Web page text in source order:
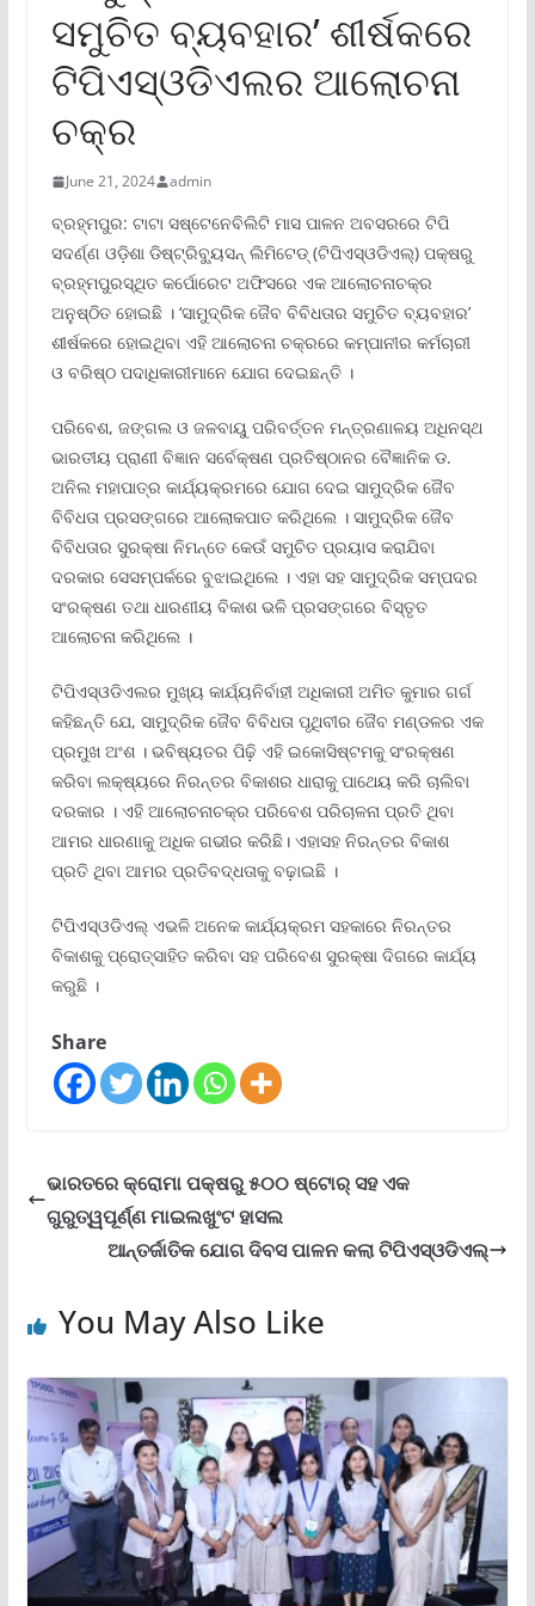
ସମୁଚିତ ବ୍ୟବହାର’ ଶୀର୍ଷକରେ
ଟିପିଏସ୍ଓଡିଏଲର ଆଲୋଚନା
ଚକ୍ର
June 21, 2024 admin
ବ୍ରହ୍ମପୁର: ଟାଟା ସଷ୍ଟେନେବିଲିଟି ମାସ ପାଳନ ଅବସରରେ ଟିପି
ସଦର୍ଣ୍ଣ ଓଡ଼ିଶା ଡିଷ୍ଟ୍ରିବ୍ୟୁସନ୍ ଲିମିଟେଡ୍ (ଟିପିଏସ୍ଓଡିଏଲ୍) ପକ୍ଷରୁ
ବ୍ରହ୍ମପୁରସ୍ଥିତ କର୍ପୋରେଟ ଅଫିସରେ ଏକ ଆଲୋଚନାଚକ୍ର
ଅନୁଷ୍ଠିତ ହୋଇଛି । ‘ସାମୁଦ୍ରିକ ଜୈବ ବିବିଧତାର ସମୁଚିତ ବ୍ୟବହାର’
ଶୀର୍ଷକରେ ହୋଇଥିବା ଏହି ଆଲୋଚନା ଚକ୍ରରେ କମ୍ପାନୀର କର୍ମଚାରୀ
ଓ ବରିଷ୍ଠ ପଦାଧିକାରୀମାନେ ଯୋଗ ଦେଇଛନ୍ତି ।
ପରିବେଶ, ଜଙ୍ଗଲ ଓ ଜଳବାୟୁ ପରିବର୍ତ୍ତନ ମନ୍ତ୍ରଣାଳୟ ଅଧିନସ୍ଥ
ଭାରତୀୟ ପ୍ରାଣୀ ବିଜ୍ଞାନ ସର୍ବେକ୍ଷଣ ପ୍ରତିଷ୍ଠାନର ବୈଜ୍ଞାନିକ ଡ.
ଅନିଲ ମହାପାତ୍ର କାର୍ଯ୍ୟକ୍ରମରେ ଯୋଗ ଦେଇ ସାମୁଦ୍ରିକ ଜୈବ
ବିବିଧତା ପ୍ରସଙ୍ଗରେ ଆଲୋକପାତ କରିଥିଲେ । ସାମୁଦ୍ରିକ ଜୈବ
ବିବିଧତାର ସୁରକ୍ଷା ନିମନ୍ତେ କେଉଁ ସମୁଚିତ ପ୍ରୟାସ କରାଯିବା
ଦରକାର ସେସମ୍ପର୍କରେ ବୁଝାଇଥିଲେ । ଏହା ସହ ସାମୁଦ୍ରିକ ସମ୍ପଦର
ସଂରକ୍ଷଣ ତଥା ଧାରଣୀୟ ବିକାଶ ଭଳି ପ୍ରସଙ୍ଗରେ ବିସ୍ତୃତ
ଆଲୋଚନା କରିଥିଲେ ।
ଟିପିଏସ୍ଓଡିଏଲର ମୁଖ୍ୟ କାର୍ଯ୍ୟନିର୍ବାହୀ ଅଧିକାରୀ ଅମିତ କୁମାର ଗର୍ଗ
କହିଛନ୍ତି ଯେ, ସାମୁଦ୍ରିକ ଜୈବ ବିବିଧତା ପୃଥିବୀର ଜୈବ ମଣ୍ଡଳର ଏକ
ପ୍ରମୁଖ ଅଂଶ । ଭବିଷ୍ୟତର ପିଢ଼ି ଏହି ଇକୋସିଷ୍ଟମକୁ ସଂରକ୍ଷଣ
କରିବା ଲକ୍ଷ୍ୟରେ ନିରନ୍ତର ବିକାଶର ଧାରାକୁ ପାଥେୟ କରି ଚାଲିବା
ଦରକାର । ଏହି ଆଲୋଚନାଚକ୍ର ପରିବେଶ ପରିଚାଳନା ପ୍ରତି ଥିବା
ଆମର ଧାରଣାକୁ ଅଧିକ ଗଭୀର କରିଛି। ଏହାସହ ନିରନ୍ତର ବିକାଶ
ପ୍ରତି ଥିବା ଆମର ପ୍ରତିବଦ୍ଧତାକୁ ବଢ଼ାଇଛି ।
ଟିପିଏସ୍ଓଡିଏଲ୍ ଏଭଳି ଅନେକ କାର୍ଯ୍ୟକ୍ରମ ସହକାରେ ନିରନ୍ତର
ବିକାଶକୁ ପ୍ରୋତ୍ସାହିତ କରିବା ସହ ପରିବେଶ ସୁରକ୍ଷା ଦିଗରେ କାର୍ଯ୍ୟ
କରୁଛି ।
Share
ଭାରତରେ କ୍ରୋମା ପକ୍ଷରୁ ୫୦୦ ଷ୍ଟୋର୍ ସହ ଏକ
ଗୁରୁତ୍ୱପୂର୍ଣ୍ଣ ମାଇଲଖୁଂଟ ହାସଲ
ଆନ୍ତର୍ଜାତିକ ଯୋଗ ଦିବସ ପାଳନ କଲା ଟିପିଏସ୍ଓଡିଏଲ୍
You May Also Like